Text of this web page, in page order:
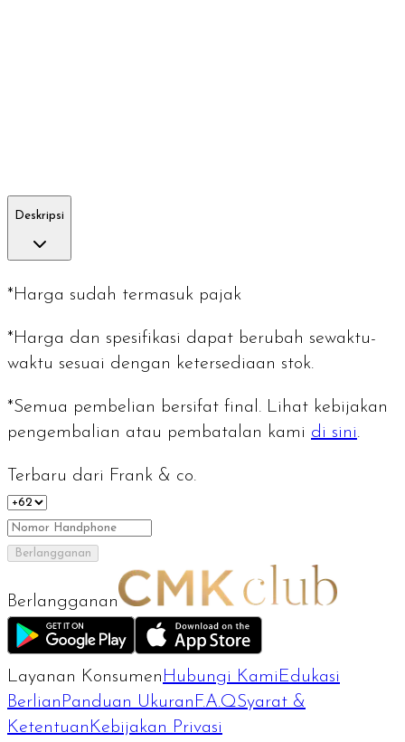
Deskripsi
*Harga sudah termasuk pajak
*Harga dan spesifikasi dapat berubah sewaktu-
waktu sesuai dengan ketersediaan stok.
*Semua pembelian bersifat final. Lihat kebijakan
pengembalian atau pembatalan kami di sini.
Terbaru dari Frank & co.
Berlangganan
Berlangganan
Layanan Konsumen Hubungi Kami Edukasi
Berlian Panduan Ukuran F.A.QSyarat &
Ketentuan Kebijakan Privasi